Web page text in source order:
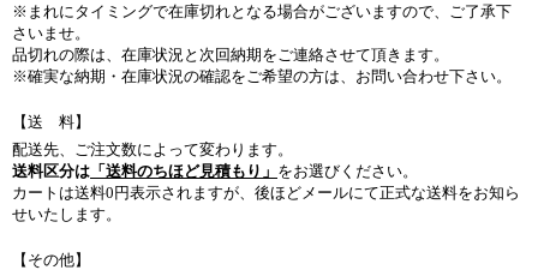
※まれにタイミングで在庫切れとなる場合がございますので、ご了承下
さいませ。
品切れの際は、在庫状況と次回納期をご連絡させて頂きます。
※確実な納期・在庫状況の確認をご希望の方は、お問い合わせ下さい。
【送 料】
配送先、ご注文数によって変わります。
送料区分は 「送料のちほど見積もり」 をお選びください。
カートは送料0円表示されますが、後ほどメールにて正式な送料をお知ら
せいたします。
【その他】